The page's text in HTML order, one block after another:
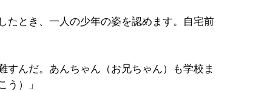
たとき、一人の少年の姿を認めます。自宅前
すんだ。あんちゃん（お兄ちゃん）も学校ま
う）」